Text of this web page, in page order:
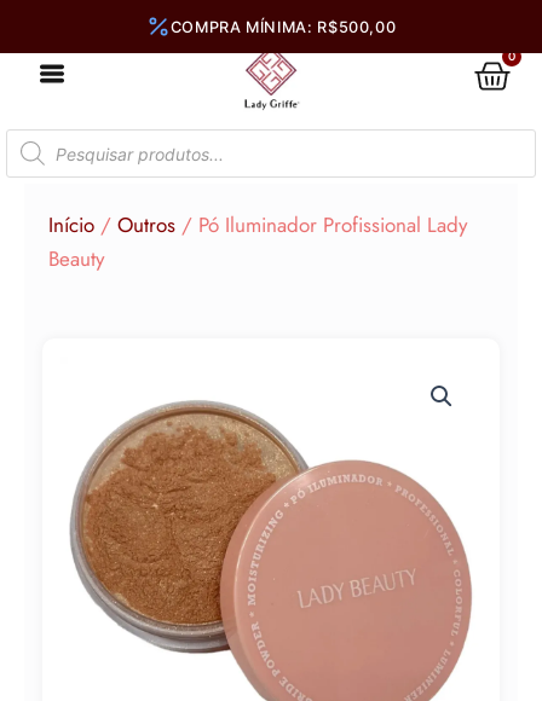
0
Pesquisar
produtos
Início / Outros / Pó Iluminador Profissional Lady
Beauty